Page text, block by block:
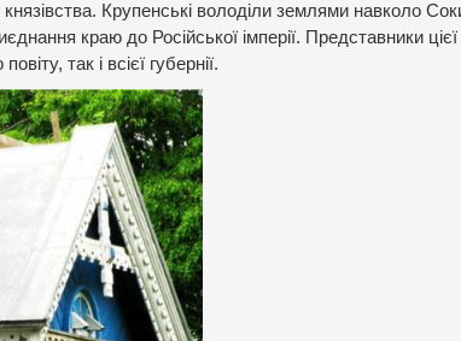
Крупенські володіли землями навколо
краю до Російської імперії. Представники
так і всієї губернії.